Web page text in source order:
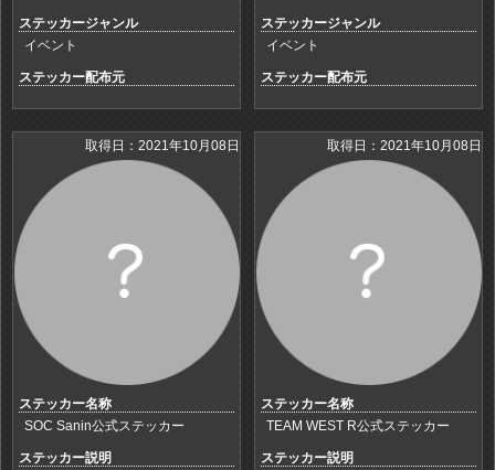
ステッカージャンル
イベント
ステッカー配布元
ステッカージャンル
イベント
ステッカー配布元
取得日：2021年10月08日
ステッカー名称
SOC Sanin公式ステッカー
ステッカー説明
取得日：2021年10月08日
ステッカー名称
TEAM WEST R公式ステッカー
ステッカー説明